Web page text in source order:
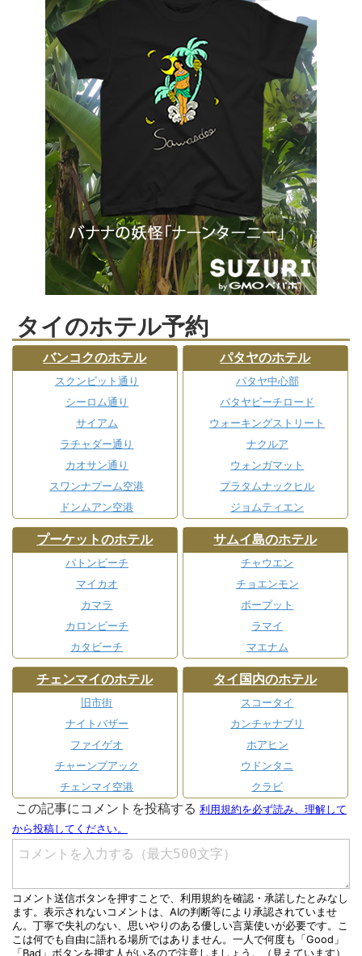
タイのホテル予約
バンコクのホテル
スクンビット通り
シーロム通り
サイアム
ラチャダー通り
カオサン通り
スワンナプーム空港
ドンムアン空港
パタヤのホテル
パタヤ中心部
パタヤビーチロード
ウォーキングストリート
ナクルア
ウォンガマット
プラタムナックヒル
ジョムティエン
プーケットのホテル
パトンビーチ
マイカオ
カマラ
カロンビーチ
カタビーチ
サムイ島のホテル
チャウエン
チョエンモン
ボープット
ラマイ
マエナム
チェンマイのホテル
旧市街
ナイトバザー
ファイゲオ
チャーンプアック
チェンマイ空港
タイ国内のホテル
スコータイ
カンチャナブリ
ホアヒン
ウドンタニ
クラビ